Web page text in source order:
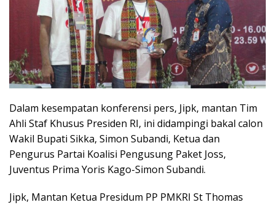
Dalam kesempatan konferensi pers, Jipk, mantan Tim
Ahli Staf Khusus Presiden RI, ini didampingi bakal calon
Wakil Bupati Sikka, Simon Subandi, Ketua dan
Pengurus Partai Koalisi Pengusung Paket Joss,
Juventus Prima Yoris Kago-Simon Subandi.
Jipk, Mantan Ketua Presidum PP PMKRI St Thomas